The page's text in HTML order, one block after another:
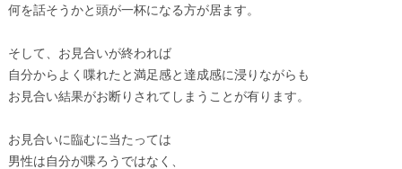
何を話そうかと頭が一杯になる方が居ます。
そして、お見合いが終われば
自分からよく喋れたと満足感と達成感に浸りながらも
お見合い結果がお断りされてしまうことが有ります。
お見合いに臨むに当たっては
男性は自分が喋ろうではなく、